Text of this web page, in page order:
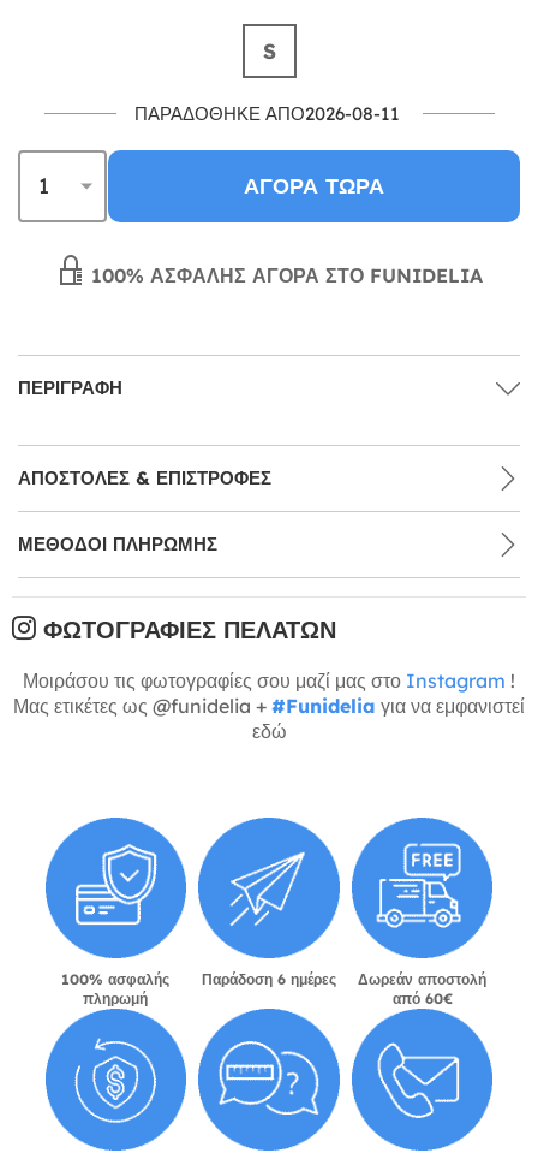
S
ΠΑΡΑΔΌΘΗΚΕ ΑΠΌ2026-08-11
ΑΓΟΡΆ ΤΏΡΑ
100% ΑΣΦΑΛΉΣ ΑΓΟΡΆ ΣΤΟ FUNIDELIA
ΠΕΡΙΓΡΑΦΉ
ΑΠΟΣΤΟΛΈΣ & ΕΠΙΣΤΡΟΦΈΣ
ΜΕΘΌΔΟΙ ΠΛΗΡΩΜΉΣ
ΦΩΤΟΓΡΑΦΊΕΣ ΠΕΛΑΤΏΝ
Μοιράσου τις φωτογραφίες σου μαζί μας στο Instagram !
Μας ετικέτες ως @funidelia + #Funidelia για να εμφανιστεί
εδώ
100% ασφαλής
πληρωμή
Παράδοση 6 ημέρες
Δωρεάν αποστολή
από 60€